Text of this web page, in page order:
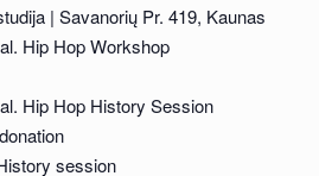
| Savanorių Pr. 419, Kaunas
Hip Hop Workshop
Hip Hop History Session
session